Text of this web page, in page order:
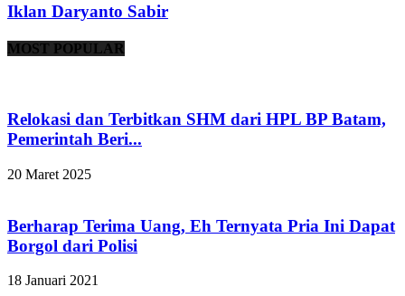
Iklan Daryanto Sabir
MOST POPULAR
Relokasi dan Terbitkan SHM dari HPL BP Batam,
Pemerintah Beri...
20 Maret 2025
Berharap Terima Uang, Eh Ternyata Pria Ini Dapat
Borgol dari Polisi
18 Januari 2021